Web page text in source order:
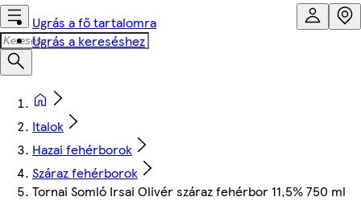
Ugrás a fő tartalomra
Ugrás a kereséshez
Italok
Hazai fehérborok
Száraz fehérborok
Tornai Somló Irsai Olivér száraz fehérbor 11,5% 750 ml